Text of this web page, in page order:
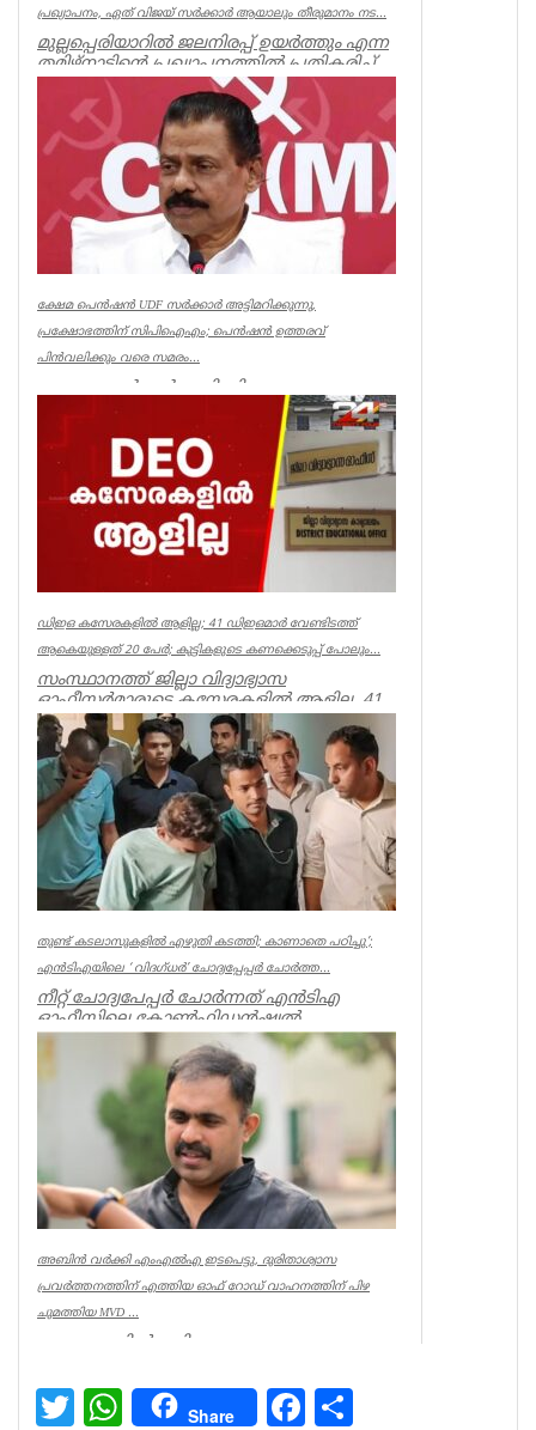
പ്രഖ്യാപനം, ഏത് വിജയ് സർക്കാർ ആയാലും തീരുമാനം നട...
മുല്ലപ്പെരിയാറിൽ ജലനിരപ്പ് ഉയർത്തും എന്ന
തമിഴ്നാടിന്റെ പ്രഖ്യാപനത്തിൽ പ്രതികരിച്ച്
മുൻമന്ത്രി എം എം...
Kerala
ക്ഷേമ പെൻഷൻ UDF സർക്കാർ അട്ടിമറിക്കുന്നു,
പ്രക്ഷോഭത്തിന് സിപിഐഎം; പെൻഷൻ ഉത്തരവ്
പിൻവലിക്കും വരെ സമരം...
ക്ഷേമ പെൻഷൻ അട്ടിമറിക്കാനുള്ള ബോധ
പൂർവമായ ശ്രമമാണ് യു ഡി എഫ് സർക്കാർ
നടത്തുന്നതെന്ന് സിപിഐഎം സംസ്ഥാ...
Kerala
ഡിഇഒ കസേരകളില്‍ ആളില്ല; 41 ഡിഇഒമാര്‍ വേണ്ടിടത്ത്
ആകെയുള്ളത് 20 പേര്‍; കുട്ടികളുടെ കണക്കെടുപ്പ് പോലും...
സംസ്ഥാനത്ത് ജില്ലാ വിദ്യാഭ്യാസ
ഓഫീസര്‍മാരുടെ കസേരകളില്‍ ആളില്ല. 41
ഡിഇഒമാരില്‍ നിലവില്‍ ഉള്ളത് 20 പ...
Kerala
തുണ്ട് കടലാസുകളില്‍ എഴുതി കടത്തി; കാണാതെ പഠിച്ചു’;
എന്‍ടിഎയിലെ ‘ വിദഗ്ധര്‍’ ചോദ്യപ്പേപ്പര്‍ ചോര്‍ത്ത...
നീറ്റ് ചോദ്യപേപ്പര്‍ ചോര്‍ന്നത് എന്‍ടിഎ
ഓഫീസിലെ കോണ്‍ഫിഡന്‍ഷ്യല്‍
സെക്ഷനില്‍ നിന്ന് എന്ന് സിബിഐ. എന...
Kerala
അബിൻ വർക്കി എംഎൽഎ ഇടപെട്ടു, ദുരിതാശ്വാസ
പ്രവർത്തനത്തിന് എത്തിയ ഓഫ് റോഡ് വാഹനത്തിന് പിഴ
ചുമത്തിയ MVD ...
ആറന്മുളയിൽ ദുരിതാശ്വാസ
വാഹനത്തിന് മോട്ടോർ വെഹിക്കിൾ
ഇൻസ്പെക്ടർ പിഴ ...
Twitter WhatsAppShare Facebook